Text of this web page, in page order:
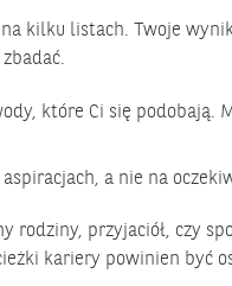
kilku listach. Twoje
które Ci się podobają.
a nie na
rodziny, przyjaciół, czy
kariery powinien być